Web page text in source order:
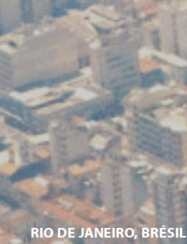
RIO DE JANEIRO, BRÉSIL